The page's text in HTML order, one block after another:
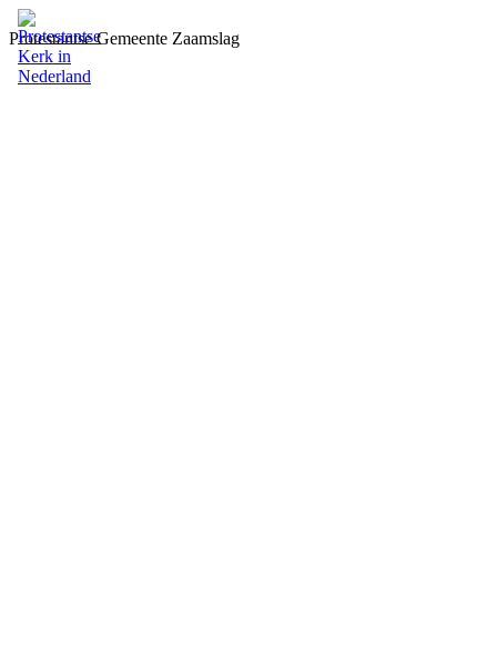
Protestantse Gemeente Zaamslag